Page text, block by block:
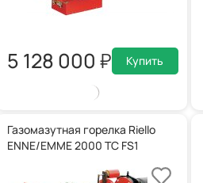
5 128 000 Купить
Газомазутная горелка Riello
ENNE/EMME 2000 TC FS1